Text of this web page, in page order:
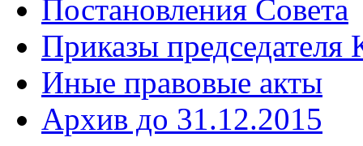
Постановления Совета
Приказы
Иные правовые акты
Архив до 31.12.2015